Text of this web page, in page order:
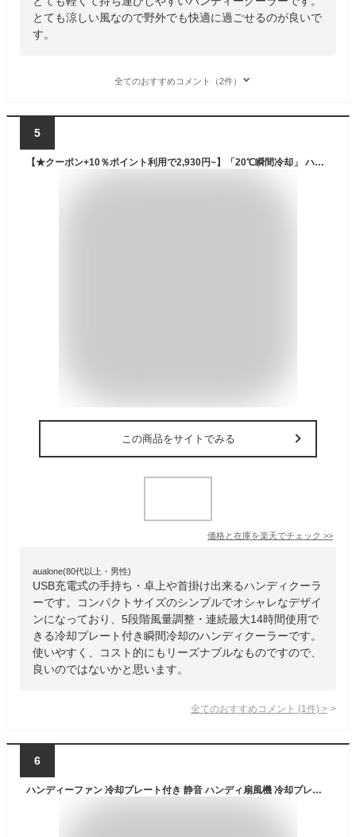
とても涼しい風なので野外でも快適に過ごせるのが良いで
す。
全てのおすすめコメント（2件）
5
【★クーポン+10％ポイント利用で2,930円~】「20℃瞬間冷却」 ハンディファン 4000mAh 携帯扇風機 冷却プレート付 ハンディクーラー Max14時間連続 携帯バッテリー 5段風量 10モード ハンディ扇風機 手持ち扇風機 首掛け扇風機 扇風機 卓上 USB 充電式 父の日 ネイビー
この商品をサイトでみる
価格と在庫を楽天でチェック >>
aualone(80代以上・男性)
USB充電式の手持ち・卓上や首掛け出来るハンディクーラ
ーです。コンパクトサイズのシンプルでオシャレなデザイ
ンになっており、5段階風量調整・連続最大14時間使用で
きる冷却プレート付き瞬間冷却のハンディクーラーです。
使いやすく、コスト的にもリーズナブルなものですので、
良いのではないかと思います。
全てのおすすめコメント (1 件) >
6
ハンディーファン 冷却プレート付き 静音 ハンディ扇風機 冷却プレート 強力 静音 首かけ キッズ 電池式 最強 首掛け 折り畳み ミスト 扇風機 首かけ DCモーター 手持ち 羽なし 小型 卓上 風量 強い 羽 なし 置ける 冷却 ハンディークーラー ハンディーファン冷却 5WAY